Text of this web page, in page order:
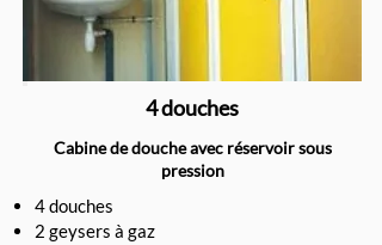
4 douches
Cabine de douche avec réservoir sous
pression
4 douches
2 geysers à gaz